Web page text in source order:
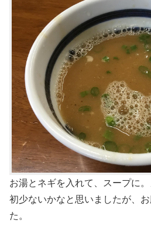
お湯とネギを入れて、スープに
初少ないかなと思いましたが、
た。